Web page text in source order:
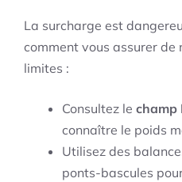
La surcharge est
comment vous assurer de
limites :
Consultez le champ
connaître le poids
Utilisez des
ponts-bascules